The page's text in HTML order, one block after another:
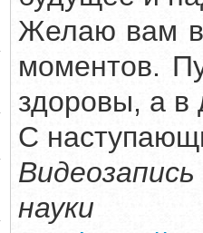
Желаю вам в
моментов.
здоровы, а в
С
науки